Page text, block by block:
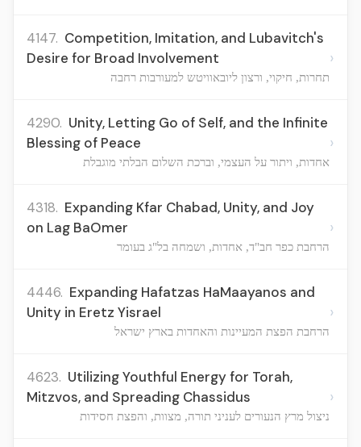
4147. Competition, Imitation, and Lubavitch's
Desire for Broad Involvement
תחרות, חיקוי, ורצון ליובאוויטש למעורבות רחבה
›
4290. Unity, Letting Go of Self, and the Infinite
Blessing of Peace
אחדות, ויתור על העצמי, וברכת השלום הבלתי מוגבלת
›
4318. Expanding Kfar Chabad, Unity, and Joy
on Lag BaOmer
הרחבת כפר חב"ד, אחדות, ושמחה בל"ג בעומר
›
4446. Expanding Hafatzas HaMaayanos and
Unity in Eretz Yisrael
הרחבת הפצת המעיינות והאחדות בארץ ישראל
›
4623. Utilizing Youthful Energy for Torah,
Mitzvos, and Spreading Chassidus
ניצול מרץ הנעורים לעניני תורה, מצוות, והפצת חסידות
›